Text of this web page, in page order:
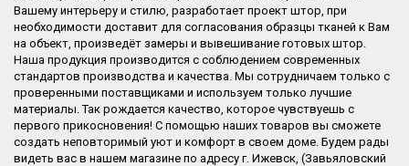
Вашему интерьеру и стилю, разработает проект штор, при
необходимости доставит для согласования образцы тканей к Вам
на объект, произведёт замеры и вывешивание готовых штор.
Наша продукция производится с соблюдением современных
стандартов производства и качества. Мы сотрудничаем только с
проверенными поставщиками и используем только лучшие
материалы. Так рождается качество, которое чувствуешь с
первого прикосновения! С помощью наших товаров вы сможете
создать неповторимый уют и комфорт в своем доме. Будем рады
видеть вас в нашем магазине по адресу г. Ижевск, (Завьяловский